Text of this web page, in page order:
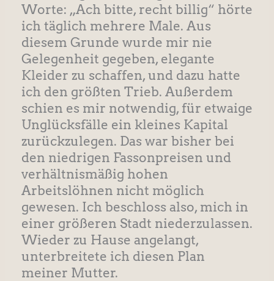
Worte: „Ach bitte, recht billig“ hörte
ich täglich mehrere Male. Aus
diesem Grunde wurde mir nie
Gelegenheit gegeben, elegante
Kleider zu schaffen, und dazu hatte
ich den größten Trieb. Außerdem
schien es mir notwendig, für etwaige
Unglücksfälle ein kleines Kapital
zurückzulegen. Das war bisher bei
den niedrigen Fassonpreisen und
verhältnismäßig hohen
Arbeitslöhnen nicht möglich
gewesen. Ich beschloss also, mich in
einer größeren Stadt niederzulassen.
Wieder zu Hause angelangt,
unterbreitete ich diesen Plan
meiner Mutter.